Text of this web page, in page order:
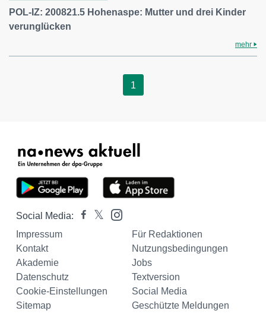
POL-IZ: 200821.5 Hohenaspe: Mutter und drei Kinder
verunglücken
mehr
1
Social Media:
Impressum
Für Redaktionen
Kontakt
Nutzungsbedingungen
Akademie
Jobs
Datenschutz
Textversion
Cookie-Einstellungen
Social Media
Sitemap
Geschützte Meldungen